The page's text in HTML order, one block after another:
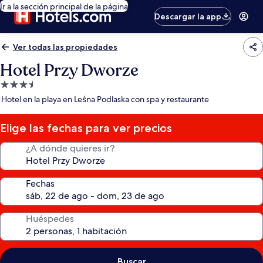
Ir a la sección principal de la página
Descargar la app
Ver todas las propiedades
Hotel Przy Dworze
Propiedad
de
estrellas
Hotel en la playa en Leśna Podlaska con spa y restaurante
Elige las fechas para ver precios
¿A dónde quieres ir?
Fechas
Huéspedes